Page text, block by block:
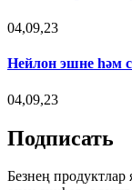
04,09,23
Нейлон эшне һәм
04,09,23
Подписать
Безнең